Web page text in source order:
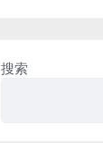
搜索